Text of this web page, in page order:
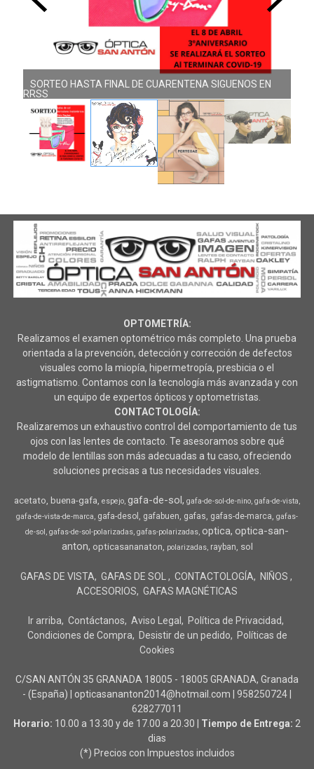
SORTEO HASTA FINAL DE CUARENTENA SIGUENOS EN
RRSS
OPTOMETRÍA:
Realizamos el examen optométrico más completo. Una prueba
orientada a la prevención, detección y corrección de defectos
visuales como la miopía, hipermetropía, presbicia o el
astigmatismo. Contamos con la tecnología más avanzada y con
un equipo de expertos ópticos y optometristas.
CONTACTOLOGÍA:
Realizaremos un exhaustivo control del comportamiento de tus
ojos con las lentes de contacto. Te asesoramos sobre qué
modelo de lentillas son más adecuadas a tu caso, ofreciendo
soluciones precisas a tus necesidades visuales.
acetato buena-gafa espejo gafa-de-sol gafa-de-sol-de-nino gafa-de-vista
gafa-de-vista-de-marca gafa-desol gafabuen gafas gafas-de-marca gafas-
de-sol
gafas-de-sol-polarizadas gafas-polarizadas optica optica-san-
anton opticasananaton polarizadas rayban sol
GAFAS DE VISTA GAFAS DE SOL CONTACTOLOGÍA
NIÑOS
ACCESORIOS
GAFAS MAGNÉTICAS
Ir arriba Contáctanos Aviso Legal
Política de Privacidad
Condiciones de Compra
Desistir de un pedido
Políticas de
Cookies
C/SAN ANTÓN 35 GRANADA 18005 - 18005 GRANADA, Granada
- (España) | opticasananton2014@hotmail.com | 958250724
628277011
Horario: 10.00 a 13.30 y de 17.00 a 20.30 | Tiempo de Entrega: 2
dias
(*) Precios con Impuestos incluidos